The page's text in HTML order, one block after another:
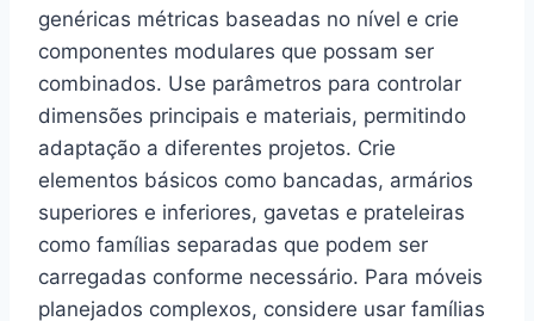
genéricas métricas baseadas no nível e crie
componentes modulares que possam ser
combinados. Use parâmetros para controlar
dimensões principais e materiais, permitindo
adaptação a diferentes projetos. Crie
elementos básicos como bancadas, armários
superiores e inferiores, gavetas e prateleiras
como famílias separadas que podem ser
carregadas conforme necessário. Para móveis
planejados complexos, considere usar famílias